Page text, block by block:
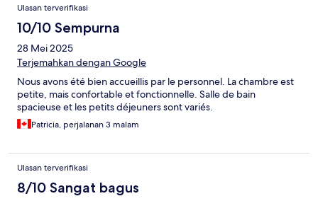
Ulasan terverifikasi
10/10 Sempurna
28 Mei 2025
Terjemahkan dengan Google
Nous avons été bien accueillis par le personnel. La chambre est
petite, mais confortable et fonctionnelle. Salle de bain
spacieuse et les petits déjeuners sont variés.
Patricia, perjalanan 3 malam
Ulasan terverifikasi
8/10 Sangat bagus